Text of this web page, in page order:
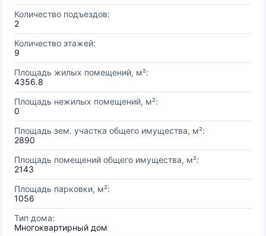
Количество подъездов:
2
Количество этажей:
9
Площадь жилых помещений, м²:
4356.8
Площадь нежилых помещений, м²:
0
Площадь зем. участка общего имущества, м²:
2890
Площадь помещений общего имущества, м²:
2143
Площадь парковки, м²:
1056
Тип дома:
Многоквартирный дом